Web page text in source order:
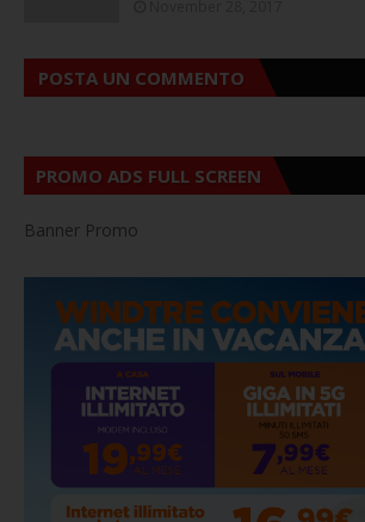
POSTA UN COMMENTO
PROMO ADS FULL SCREEN
Banner Promo